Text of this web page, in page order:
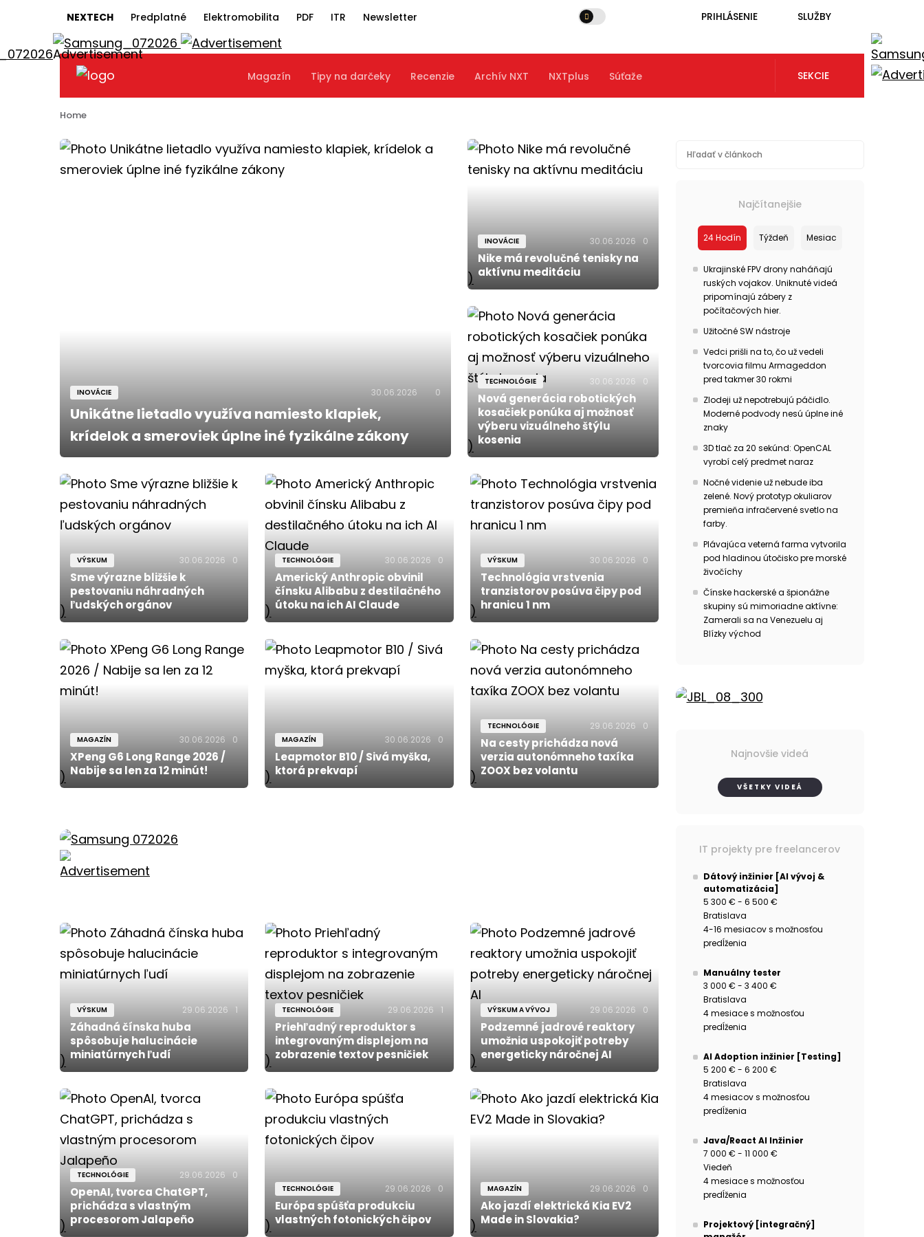
NEXTECH Predplatné Elektromobilita PDF ITR Newsletter PRIHLÁSENIE SLUŽBY
Magazín Tipy na darčeky Recenzie Archív NXT NXTplus Súťaže SEKCIE
Home
INOVÁCIE 30.06.2026 0
Unikátne lietadlo využíva namiesto klapiek,
krídelok a smeroviek úplne iné fyzikálne zákony
)
INOVÁCIE 30.06.2026 0
Nike má revolučné tenisky na
aktívnu meditáciu
)
TECHNOLÓGIE 30.06.2026 0
Nová generácia robotických
kosačiek ponúka aj možnosť
výberu vizuálneho štýlu
kosenia
)
VÝSKUM 30.06.2026 0
Sme výrazne bližšie k
pestovaniu náhradných
ľudských orgánov
)
TECHNOLÓGIE 30.06.2026 0
Americký Anthropic obvinil
čínsku Alibabu z destilačného
útoku na ich AI Claude
)
VÝSKUM 30.06.2026 0
Technológia vrstvenia
tranzistorov posúva čipy pod
hranicu 1 nm
)
MAGAZÍN 30.06.2026 0
XPeng G6 Long Range 2026 /
Nabije sa len za 12 minút!
)
MAGAZÍN 30.06.2026 0
Leapmotor B10 / Sivá myška,
ktorá prekvapí
)
TECHNOLÓGIE 29.06.2026 0
Na cesty prichádza nová
verzia autonómneho taxíka
ZOOX bez volantu
)
VÝSKUM 29.06.2026 1
Záhadná čínska huba
spôsobuje halucinácie
miniatúrnych ľudí
)
TECHNOLÓGIE 29.06.2026 1
Priehľadný reproduktor s
integrovaným displejom na
zobrazenie textov pesničiek
)
VÝSKUM A VÝVOJ 29.06.2026 0
Podzemné jadrové reaktory
umožnia uspokojiť potreby
energeticky náročnej AI
)
TECHNOLÓGIE 29.06.2026 0
OpenAI, tvorca ChatGPT,
prichádza s vlastným
procesorom Jalapeño
)
TECHNOLÓGIE 29.06.2026 0
Európa spúšťa produkciu
vlastných fotonických čipov
)
MAGAZÍN 29.06.2026 0
Ako jazdí elektrická Kia EV2
Made in Slovakia?
Najčítanejšie
24 Hodín Týždeň Mesiac
Ukrajinské FPV drony naháňajú
ruských vojakov. Uniknuté videá
pripomínajú zábery z
počítačových hier.
Užitočné SW nástroje
Vedci prišli na to, čo už vedeli
tvorcovia filmu Armageddon
pred takmer 30 rokmi
Zlodeji už nepotrebujú páčidlo.
Moderné podvody nesú úplne iné
znaky
3D tlač za 20 sekúnd: OpenCAL
vyrobí celý predmet naraz
Nočné videnie už nebude iba
zelené. Nový prototyp okuliarov
premieňa infračervené svetlo na
farby.
Plávajúca veterná farma vytvorila
pod hladinou útočisko pre morské
živočíchy
Čínske hackerské a špionážne
skupiny sú mimoriadne aktívne:
Zamerali sa na Venezuelu aj
Blízky východ
Najnovšie videá
VŠETKY VIDEÁ
IT projekty pre freelancerov
Dátový inžinier [AI vývoj &
automatizácia]
5 300 € - 6 500 €
Bratislava
4-16 mesiacov s možnosťou
predĺženia
Manuálny tester
3 000 € - 3 400 €
Bratislava
4 mesiace s možnosťou
predĺženia
AI Adoption inžinier [Testing]
5 200 € - 6 200 €
Bratislava
4 mesiacov s možnosťou
predĺženia
Java/React AI Inžinier
7 000 € - 11 000 €
Viedeň
4 mesiace s možnosťou
predĺženia
Projektový [integračný]